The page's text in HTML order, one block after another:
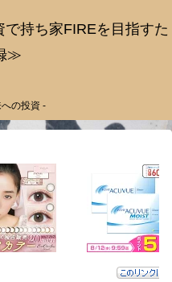
持ち家FIREを目指すた
≫
の投資 -